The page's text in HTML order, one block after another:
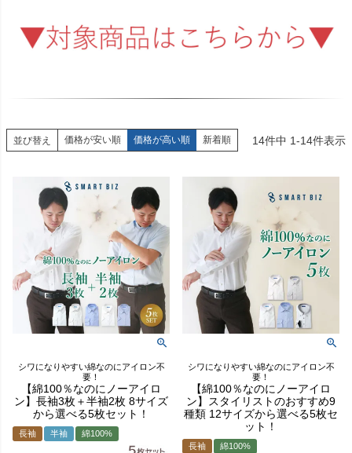
並び替え 価格が安い順 価格が高い順 新着順 14件中 1-14件表示
シワになりやすい綿なのにアイロン不
要！
【綿100％なのにノーアイロ
ン】長袖3枚＋半袖2枚 8サイズ
から選べる5枚セット！
長袖 半袖 綿100%
シワになりやすい綿なのにアイロン不
要！
【綿100％なのにノーアイロ
ン】スタイリストのおすすめ9
種類 12サイズから選べる5枚セ
ット！
長袖 綿100%